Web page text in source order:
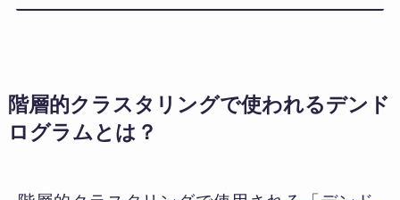
階層的クラスタリングで使われるデンド
ログラムとは？